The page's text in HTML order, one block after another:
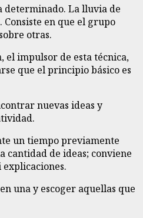
determinado. La lluvia de
en que el grupo
otras.
el impulsor de esta técnica,
que el principio básico es
nuevas ideas y
un tiempo previamente
cantidad de ideas; conviene
una y escoger aquellas que